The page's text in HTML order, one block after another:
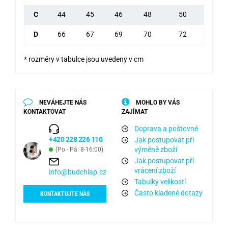
C 44 45 46 48 50
D 66 67 69 70 72
* rozměry v tabulce jsou uvedeny v cm
NEVÁHEJTE NÁS
KONTAKTOVAT
+420 228 226 110
(Po - Pá: 8-16:00)
info@budchlap.cz
KONTAKTUJTE NÁS
MOHLO BY VÁS
ZAJÍMAT
Doprava a poštovné
Jak postupovat při
výměně zboží
Jak postupovat při
vrácení zboží
Tabulky velikostí
Často kladené dotazy